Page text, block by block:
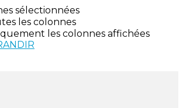
sélectionnées
les colonnes
les colonnes affichées